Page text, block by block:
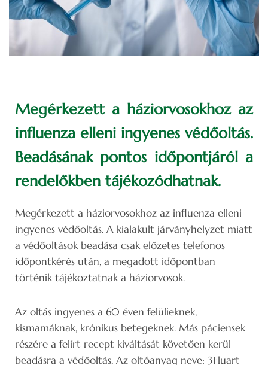
Megérkezett a háziorvosokhoz az
influenza elleni ingyenes védőoltás.
Beadásának pontos időpontjáról a
rendelőkben tájékozódhatnak.
Megérkezett a háziorvosokhoz az influenza elleni
ingyenes védőoltás. A kialakult járványhelyzet miatt
a védőoltások beadása csak előzetes telefonos
időpontkérés után, a megadott időpontban
történik tájékoztatnak a háziorvosok.
Az oltás ingyenes a 60 éven felülieknek,
kismamáknak, krónikus betegeknek. Más páciensek
részére a felírt recept kiváltását követően kerül
beadásra a védőoltás. Az oltóanyag neve: 3Fluart